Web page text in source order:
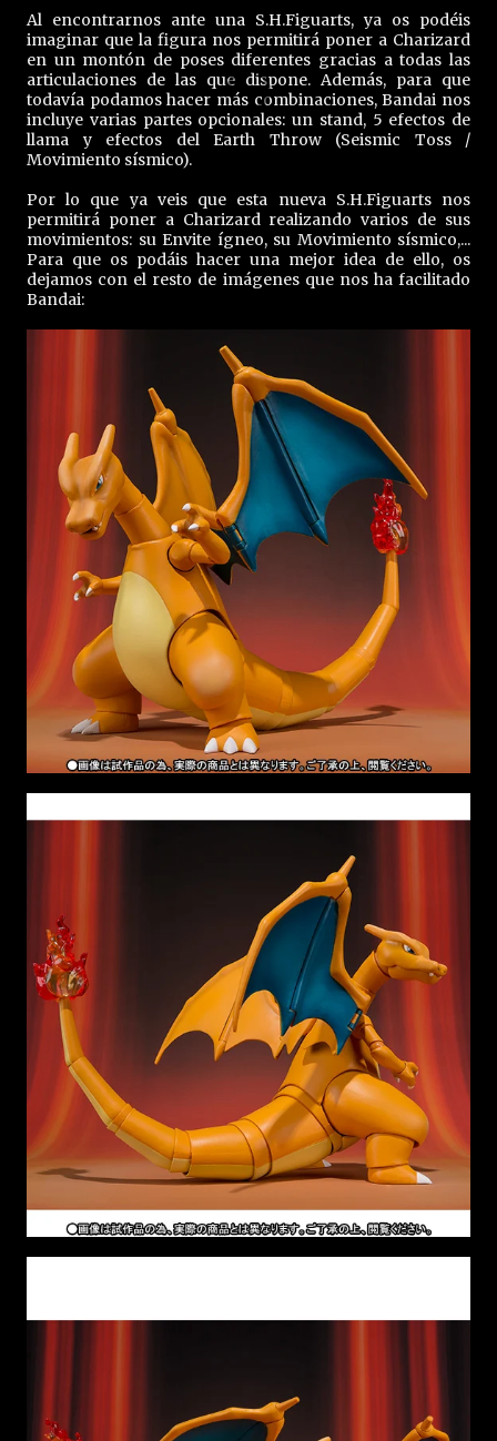
Al encontrarnos ante una S.H.Figuarts, ya os podéis
imaginar que la figura nos permitirá poner a Charizard
en un montón de poses diferentes gracias a todas las
articulaciones de las que dispone. Además, para que
todavía podamos hacer más combinaciones, Bandai nos
incluye varias partes opcionales: un stand, 5 efectos de
llama y efectos del Earth Throw (Seismic Toss /
Movimiento sísmico).
Por lo que ya veis que esta nueva S.H.Figuarts nos
permitirá poner a Charizard realizando varios de sus
movimientos: su Envite ígneo, su Movimiento sísmico,...
Para que os podáis hacer una mejor idea de ello, os
dejamos con el resto de imágenes que nos ha facilitado
Bandai: